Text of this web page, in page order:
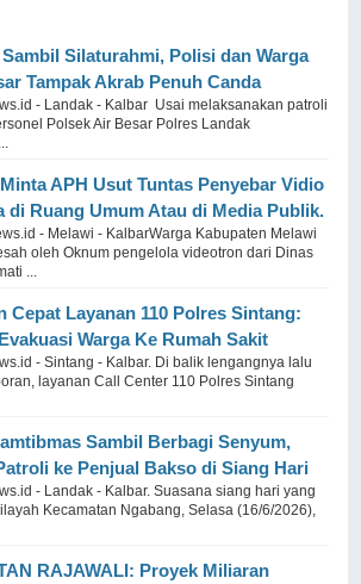
Silaturahmi, Polisi dan Warga
Tampak Akrab Penuh Canda
- Landak - Kalbar Usai melaksanakan patroli
Polsek Air Besar Polres Landak
APH Usut Tuntas Penyebar Vidio
di Ruang Umum Atau di Media Publik.
- Melawi - KalbarWarga Kabupaten Melawi
oleh Oknum pengelola videotron dari Dinas
...
Cepat Layanan 110 Polres Sintang:
Warga Ke Rumah Sakit
- Sintang - Kalbar. Di balik lengangnya lalu
layanan Call Center 110 Polres Sintang
Sambil Berbagi Senyum,
ke Penjual Bakso di Siang Hari
- Landak - Kalbar. Suasana siang hari yang
Kecamatan Ngabang, Selasa (16/6/2026),
RAJAWALI: Proyek Miliaran